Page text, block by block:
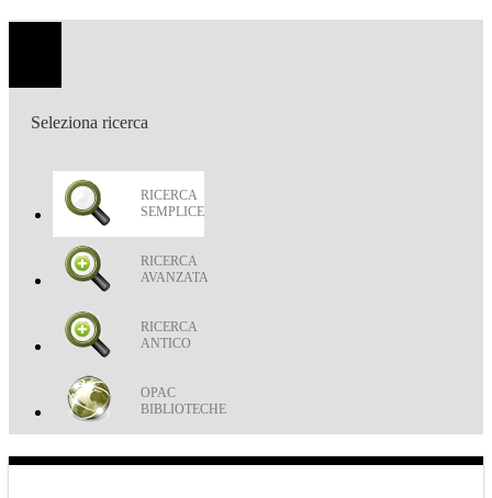
Seleziona ricerca
RICERCA
SEMPLICE
RICERCA
AVANZATA
RICERCA
ANTICO
OPAC
BIBLIOTECHE